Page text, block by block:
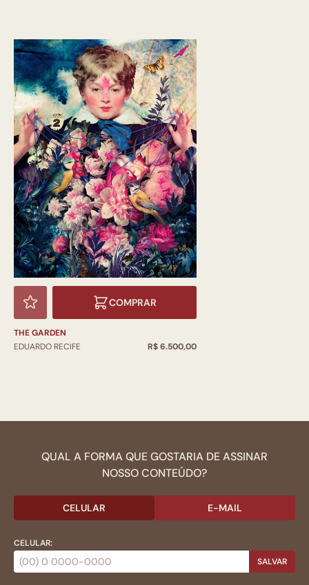
COMPRAR
THE GARDEN
EDUARDO RECIFE
R$ 6.500,00
QUAL A FORMA QUE GOSTARIA DE ASSINAR
NOSSO CONTEÚDO?
CELULAR E-MAIL
CELULAR:
SALVAR